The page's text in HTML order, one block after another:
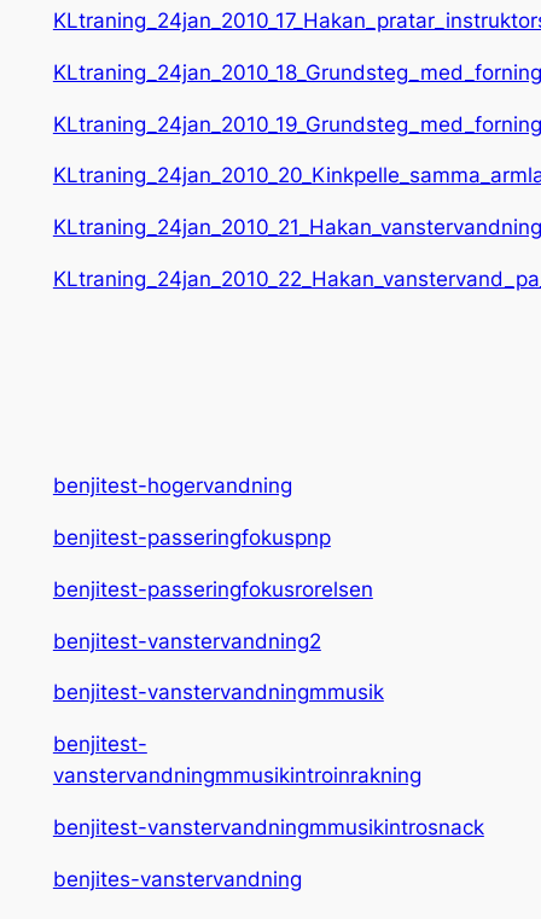
KLtraning_24jan_2010_18_Grundsteg_med_forning
benjitest-hogervandning
benjitest-passeringfokuspnp
benjitest-passeringfokusrorelsen
benjitest-vanstervandning2
benjitest-vanstervandningmmusik
benjitest-
vanstervandningmmusikintroinrakning
benjitest-vanstervandningmmusikintrosnack
benjites-vanstervandning